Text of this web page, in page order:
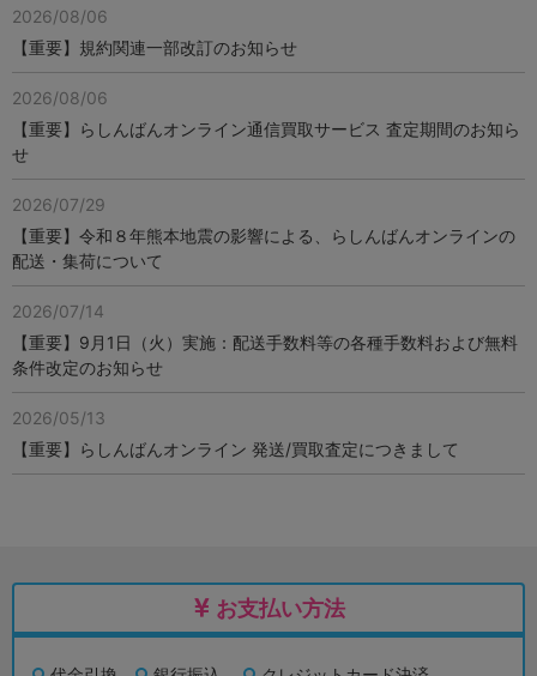
2026/08/06
【重要】規約関連一部改訂のお知らせ
2026/08/06
【重要】らしんばんオンライン通信買取サービス 査定期間のお知ら
せ
2026/07/29
【重要】令和８年熊本地震の影響による、らしんばんオンラインの
配送・集荷について
2026/07/14
【重要】9月1日（火）実施：配送手数料等の各種手数料および無料
条件改定のお知らせ
2026/05/13
【重要】らしんばんオンライン 発送/買取査定につきまして
お支払い方法